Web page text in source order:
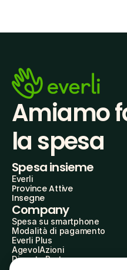
Amiamo
la spesa
Spesa insieme
Everli
Province Attive
Insegne
Company
Spesa su smartphone
Modalità di pagamento
Everli Plus
AgevolAzioni
Diventa Partner